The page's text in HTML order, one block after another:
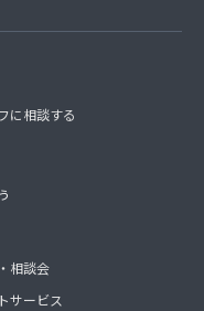
に相談する
相談会
サービス